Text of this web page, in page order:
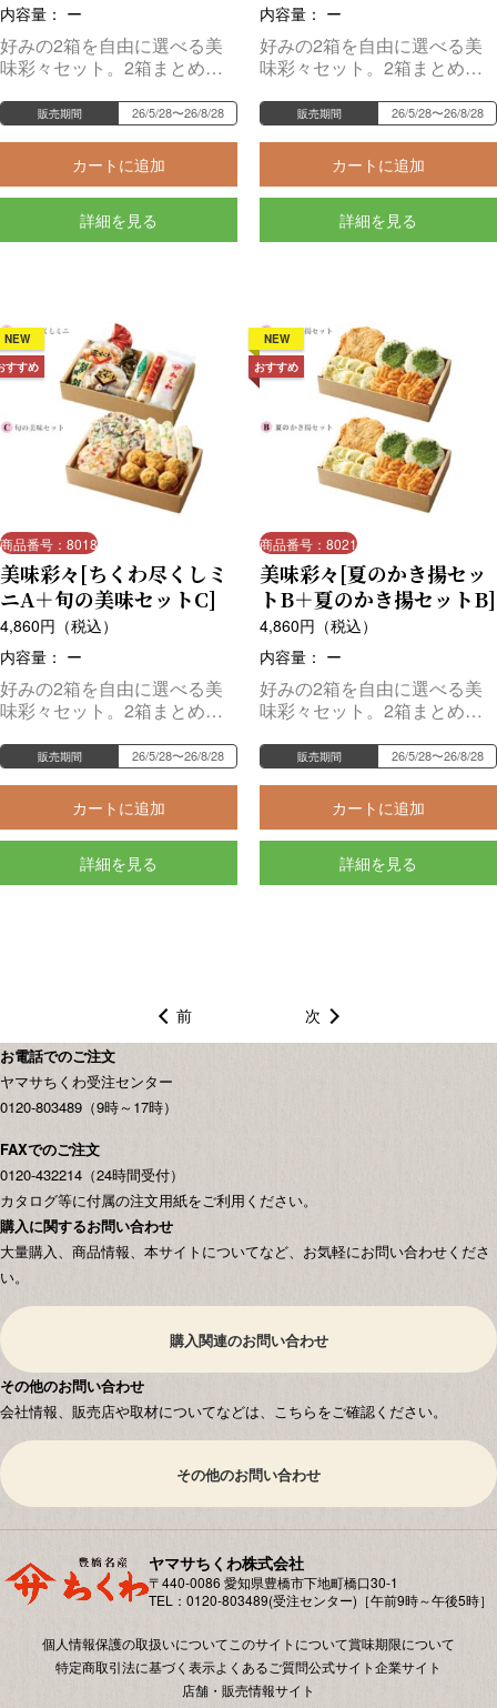
内容量： ー
好みの2箱を自由に選べる美
味彩々セット。2箱まとめて
販売期間 26/5/28〜26/8/28
カートに追加
詳細を見る
内容量： ー
好みの2箱を自由に選べる美
味彩々セット。2箱まとめて
販売期間 26/5/28〜26/8/28
カートに追加
詳細を見る
NEW
すすめ
商品番号：8018
美味彩々[ちくわ尽くしミ
ニA＋旬の美味セットC]
4,860円（税込）
内容量： ー
好みの2箱を自由に選べる美
味彩々セット。2箱まとめて
販売期間 26/5/28〜26/8/28
カートに追加
詳細を見る
NEW
おすすめ
商品番号：8021
美味彩々[夏のかき揚セッ
トB＋夏のかき揚セットB]
4,860円（税込）
内容量： ー
好みの2箱を自由に選べる美
味彩々セット。2箱まとめて
販売期間 26/5/28〜26/8/28
カートに追加
詳細を見る
前 次
お電話でのご注文
ヤマサちくわ受注センター
0120-803489（9時～17時）
FAXでのご注文
0120-432214（24時間受付）
カタログ等に付属の注文用紙をご利用ください。
購入に関するお問い合わせ
大量購入、商品情報、本サイトについてなど、お気軽にお問い合わせくださ
い。
購入関連のお問い合わせ
その他のお問い合わせ
会社情報、販売店や取材についてなどは、こちらをご確認ください。
その他のお問い合わせ
ヤマサちくわ株式会社
〒440-0086 愛知県豊橋市下地町橋⼝30-1
TEL：0120-803489(受注センター)［午前9時～午後5時］
個人情報保護の取扱いについて このサイトについて賞味期限について
特定商取引法に基づく表示よくあるご質問公式サイト企業サイト
店舗・販売情報サイト